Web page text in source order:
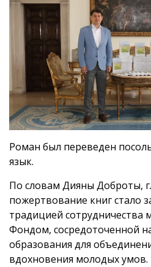
Роман был переведен
язык.
По словам Дияны Доброты,
пожертвование книг стало
традицией сотрудничества
Фондом, сосредоточенной
образования для
вдохновения молодых умов.